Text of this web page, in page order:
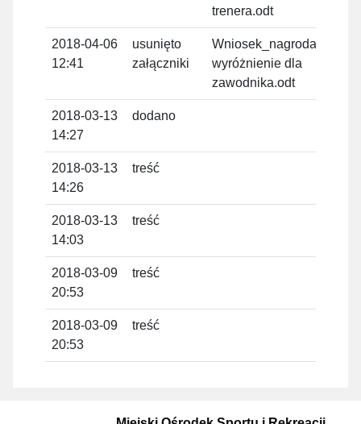
trenera.odt
2018-04-06
12:41
usunięto
załączniki
Wniosek_nagroda,
wyróżnienie dla
zawodnika.odt
2018-03-13
14:27
dodano
2018-03-13
14:26
treść
2018-03-13
14:03
treść
2018-03-09
20:53
treść
2018-03-09
20:53
treść